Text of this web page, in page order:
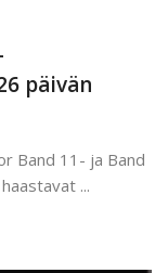
päivän
Band 11- ja Band
...